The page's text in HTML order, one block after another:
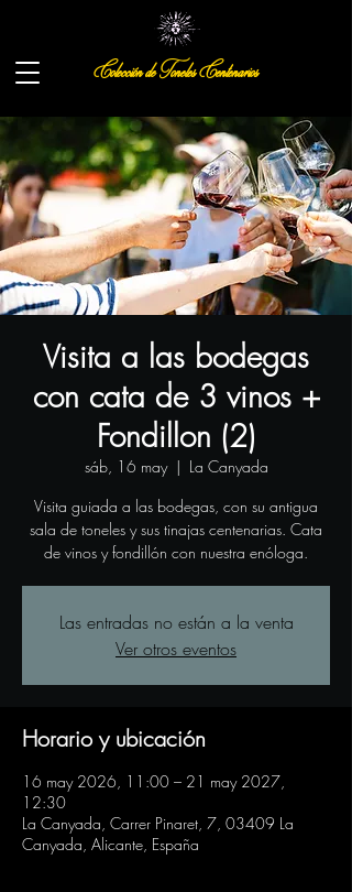
Colección de Toneles Centenarios
Visita a las bodegas
con cata de 3 vinos +
Fondillon (2)
sáb, 16 may
  |
La Canyada
Visita guiada a las bodegas, con su antigua
sala de toneles y sus tinajas centenarias. Cata
de vinos y fondillón con nuestra enóloga.
Las entradas no están a la venta
Ver otros eventos
Horario y ubicación
16 may 2026, 11:00 – 21 may 2027,
12:30
La Canyada, Carrer Pinaret, 7, 03409 La
Canyada, Alicante, España